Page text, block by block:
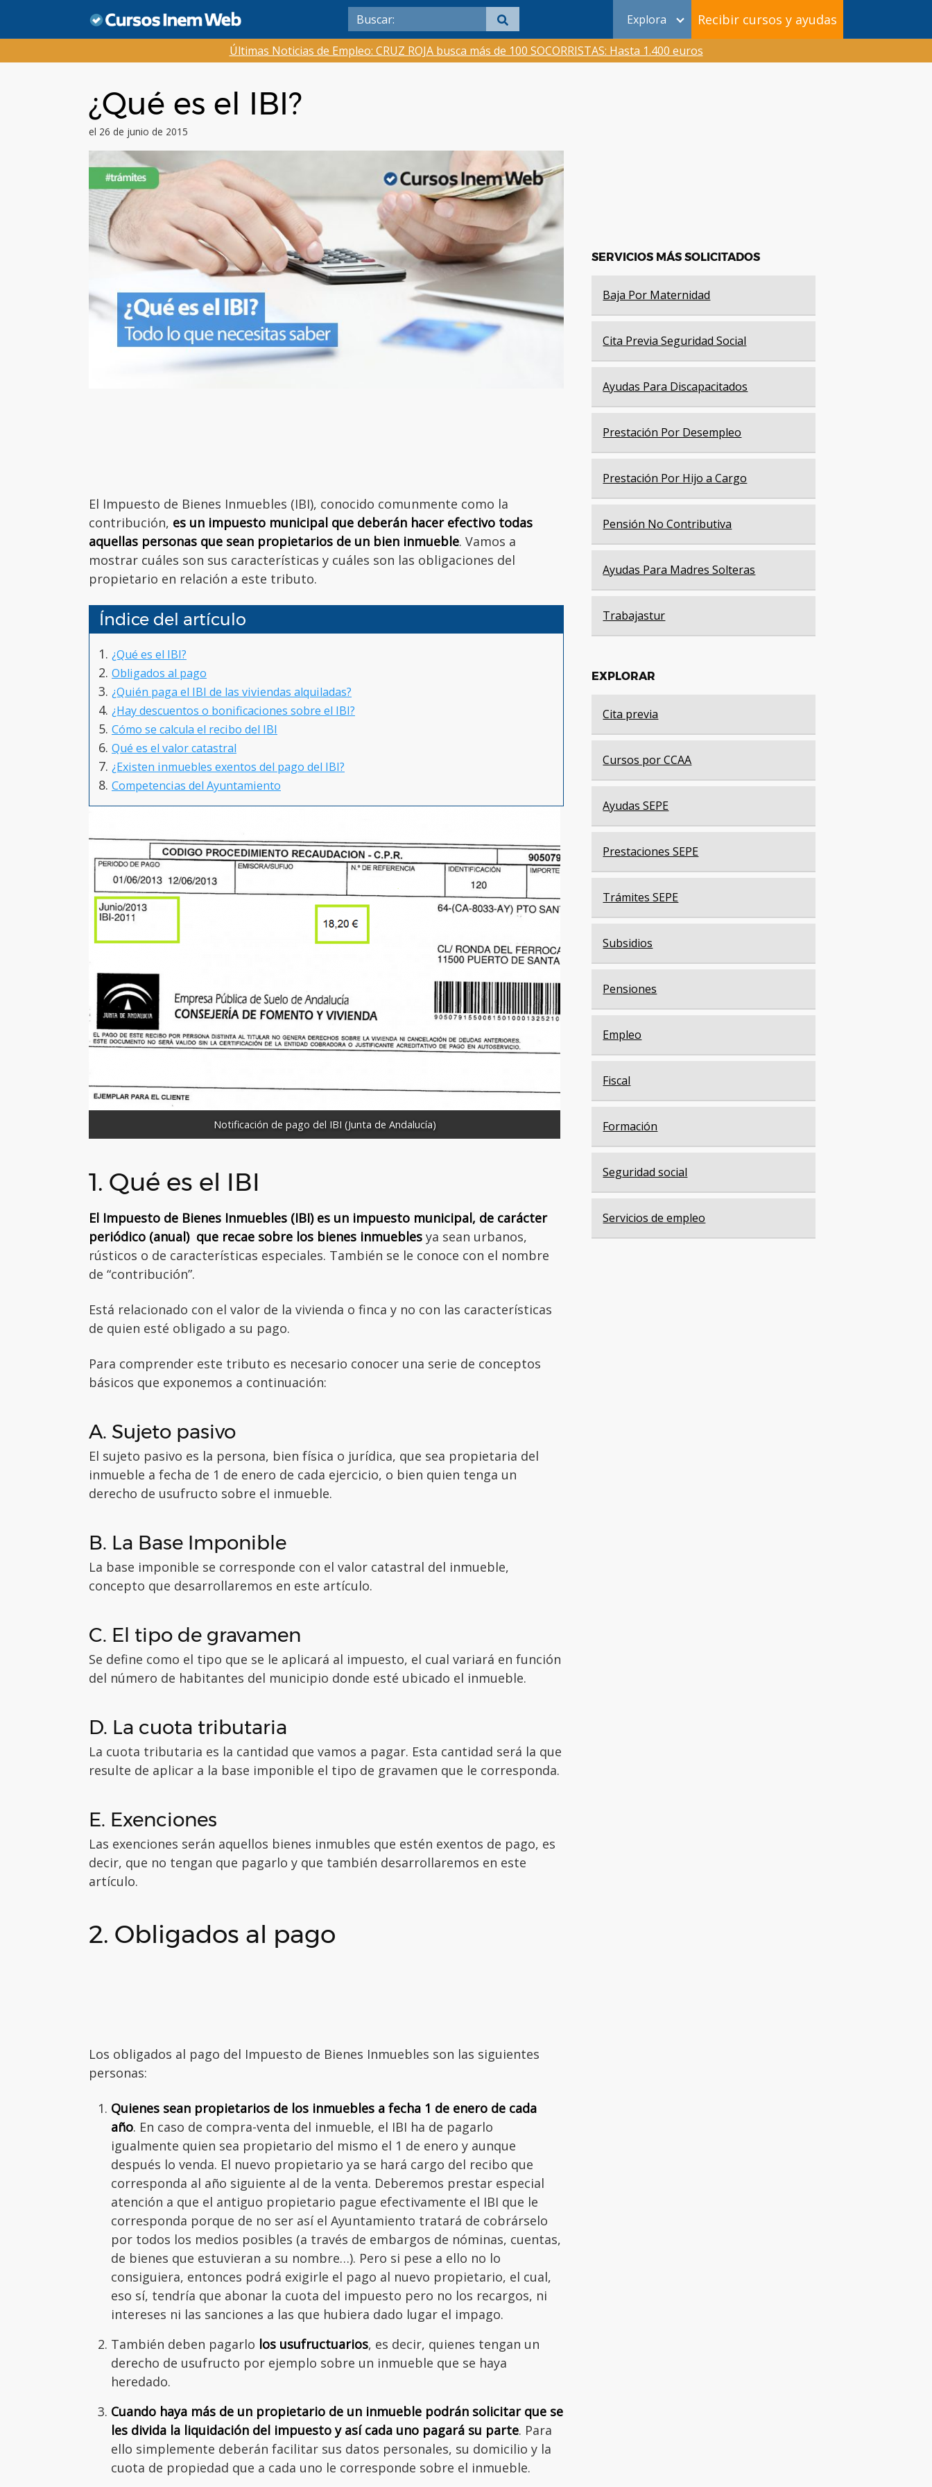
contenido
Explora Recibir cursos y ayudas
Últimas Noticias de Empleo: CRUZ ROJA busca más de 100 SOCORRISTAS: Hasta 1.400 euros
¿Qué es el IBI?
el 26 de junio de 2015
El Impuesto de Bienes Inmuebles (IBI), conocido comunmente como la
contribución, es un impuesto municipal que deberán hacer efectivo todas
aquellas personas que sean propietarios de un bien inmueble. Vamos a
mostrar cuáles son sus características y cuáles son las obligaciones del
propietario en relación a este tributo.
Índice del artículo
¿Qué es el IBI?
Obligados al pago
¿Quién paga el IBI de las viviendas alquiladas?
¿Hay descuentos o bonificaciones sobre el IBI?
Cómo se calcula el recibo del IBI
Qué es el valor catastral
¿Existen inmuebles exentos del pago del IBI?
Competencias del Ayuntamiento
Notificación de pago del IBI (Junta de Andalucía)
1. Qué es el IBI
El Impuesto de Bienes Inmuebles (IBI) es un impuesto municipal, de carácter
periódico (anual) que recae sobre los bienes inmuebles ya sean urbanos,
rústicos o de características especiales. También se le conoce con el nombre
de “contribución”.
Está relacionado con el valor de la vivienda o finca y no con las características
de quien esté obligado a su pago.
Para comprender este tributo es necesario conocer una serie de conceptos
básicos que exponemos a continuación:
A. Sujeto pasivo
El sujeto pasivo es la persona, bien física o jurídica, que sea propietaria del
inmueble a fecha de 1 de enero de cada ejercicio, o bien quien tenga un
derecho de usufructo sobre el inmueble.
B. La Base Imponible
La base imponible se corresponde con el valor catastral del inmueble,
concepto que desarrollaremos en este artículo.
C. El tipo de gravamen
Se define como el tipo que se le aplicará al impuesto, el cual variará en función
del número de habitantes del municipio donde esté ubicado el inmueble.
D. La cuota tributaria
La cuota tributaria es la cantidad que vamos a pagar. Esta cantidad será la que
resulte de aplicar a la base imponible el tipo de gravamen que le corresponda.
E. Exenciones
Las exenciones serán aquellos bienes inmubles que estén exentos de pago, es
decir, que no tengan que pagarlo y que también desarrollaremos en este
artículo.
2. Obligados al pago
Los obligados al pago del Impuesto de Bienes Inmuebles son las siguientes
personas:
Quienes sean propietarios de los inmuebles a fecha 1 de enero de cada
año. En caso de compra-venta del inmueble, el IBI ha de pagarlo
igualmente quien sea propietario del mismo el 1 de enero y aunque
después lo venda. El nuevo propietario ya se hará cargo del recibo que
corresponda al año siguiente al de la venta. Deberemos prestar especial
atención a que el antiguo propietario pague efectivamente el IBI que le
corresponda porque de no ser así el Ayuntamiento tratará de cobrárselo
por todos los medios posibles (a través de embargos de nóminas, cuentas,
de bienes que estuvieran a su nombre…). Pero si pese a ello no lo
consiguiera, entonces podrá exigirle el pago al nuevo propietario, el cual,
eso sí, tendría que abonar la cuota del impuesto pero no los recargos, ni
intereses ni las sanciones a las que hubiera dado lugar el impago.
También deben pagarlo los usufructuarios, es decir, quienes tengan un
derecho de usufructo por ejemplo sobre un inmueble que se haya
heredado.
Cuando haya más de un propietario de un inmueble podrán solicitar que se
les divida la liquidación del impuesto y así cada uno pagará su parte. Para
ello simplemente deberán facilitar sus datos personales, su domicilio y la
cuota de propiedad que a cada uno le corresponde sobre el inmueble.
SERVICIOS MÁS SOLICITADOS
Baja Por Maternidad
Cita Previa Seguridad Social
Ayudas Para Discapacitados
Prestación Por Desempleo
Prestación Por Hijo a Cargo
Pensión No Contributiva
Ayudas Para Madres Solteras
Trabajastur
EXPLORAR
Cita previa
Cursos por CCAA
Ayudas SEPE
Prestaciones SEPE
Trámites SEPE
Subsidios
Pensiones
Empleo
Fiscal
Formación
Seguridad social
Servicios de empleo